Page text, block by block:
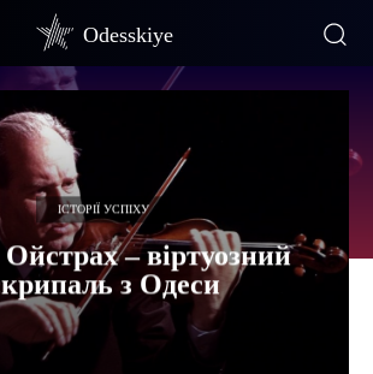
Odesskiye
ІСТОРІЇ УСПІХУ
– віртуозний
з Одеси